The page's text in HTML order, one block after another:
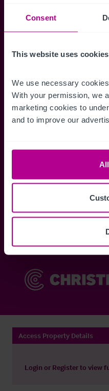
Consent
This website uses cookies
We use necessary
With your permission, we
marketing cookies to
and to improve our
Benachrichtigungen
erhalten.
Zugriff auf alle
Informationen
Erhalten Sie Zugriff auf
Mitglieder.
Access Property Details
Login or Registerto view